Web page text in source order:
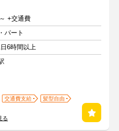
+交通費
パート
6時間以上
交通費支給
髪型自由
る